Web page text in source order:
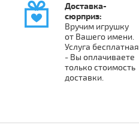
Доставка-
сюрприз:
Вручим игрушку
от Вашего имени.
Услуга бесплатная
- Вы оплачиваете
только стоимость
доставки.